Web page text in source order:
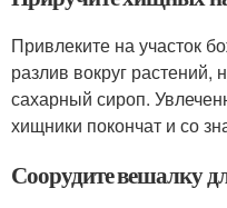
Привлеките на участок
разлив вокруг
сахарный сироп.
хищники покончат и со
Соорудите вешалку